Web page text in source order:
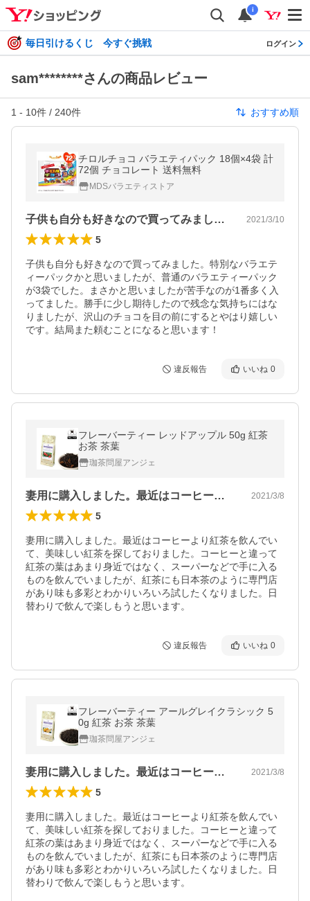
i
毎日引けるくじ 今すぐ挑戦 ログイン
sam********さんの商品レビュー
1 - 10件 / 240件 おすすめ順
チロルチョコ バラエティパック 18個×4袋 計
72個 チョコレート 送料無料
MDSバラエティストア
子供も自分も好きなので買ってみました。… 2021/3/10
5
子供も自分も好きなので買ってみました。特別なバラエテ
ィーパックかと思いましたが、普通のバラエティーパック
が3袋でした。まさかと思いましたが苦手なのが1番多く入
ってました。勝手に少し期待したので残念な気持ちにはな
りましたが、沢山のチョコを目の前にするとやはり嬉しい
です。結局また頼むことになると思います！
違反報告 いいね 0
フレーバーティー レッドアップル 50g 紅茶
お茶 茶葉
珈茶問屋アンジェ
妻用に購入しました。最近はコーヒーより… 2021/3/8
5
妻用に購入しました。最近はコーヒーより紅茶を飲んでい
て、美味しい紅茶を探しておりました。コーヒーと違って
紅茶の葉はあまり身近ではなく、スーパーなどで手に入る
ものを飲んでいましたが、紅茶にも日本茶のように専門店
があり味も多彩とわかりいろいろ試したくなりました。日
替わりで飲んで楽しもうと思います。
違反報告 いいね 0
フレーバーティー アールグレイクラシック 5
0g 紅茶 お茶 茶葉
珈茶問屋アンジェ
妻用に購入しました。最近はコーヒーより… 2021/3/8
5
妻用に購入しました。最近はコーヒーより紅茶を飲んでい
て、美味しい紅茶を探しておりました。コーヒーと違って
紅茶の葉はあまり身近ではなく、スーパーなどで手に入る
ものを飲んでいましたが、紅茶にも日本茶のように専門店
があり味も多彩とわかりいろいろ試したくなりました。日
替わりで飲んで楽しもうと思います。